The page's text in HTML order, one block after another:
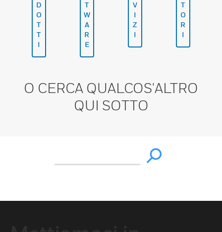
D
O
T
T
I
T
W
A
R
E
V
I
Z
I
T
O
R
I
O CERCA QUALCOS'ALTRO
QUI SOTTO